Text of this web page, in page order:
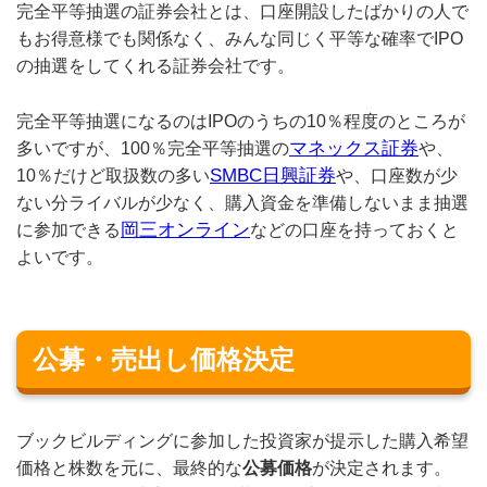
完全平等抽選の証券会社とは、口座開設したばかりの人で
もお得意様でも関係なく、みんな同じく平等な確率でIPO
の抽選をしてくれる証券会社です。
完全平等抽選になるのはIPOのうちの10％程度のところが
多いですが、100％完全平等抽選のマネックス証券や、
10％だけど取扱数の多いSMBC日興証券や、口座数が少
ない分ライバルが少なく、購入資金を準備しないまま抽選
に参加できる 岡三オンラインなどの口座を持っておくと
よいです。
公募・売出し価格決定
ブックビルディングに参加した投資家が提示した購入希望
価格と株数を元に、最終的な公募価格が決定されます。